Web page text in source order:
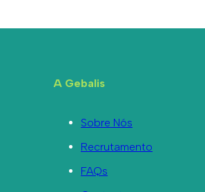
A Gebalis
Sobre Nós
Recrutamento
FAQs